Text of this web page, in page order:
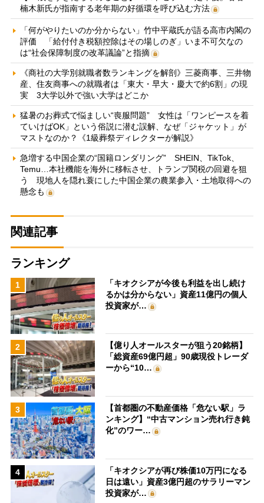
楠木新氏が指南する老年期の好循環を呼び込む方法
「何がやりたいのか分からない」竹中平蔵氏が語る高市内閣の
評価 「給付付き税額控除はその場しのぎ」いま不可欠なの
は“社会保障制度の改革議論”と指摘
《商社の大学別就職者数ランキングを解剖》三菱商事、三井物
産、住友商事への就職者は「東大・早大・慶大で約6割」の現
実 3大学以外で強い大学はどこか
猛暑のお葬式で悩ましい“喪服問題” 女性は「ワンピースを着
ていけばOK」という俗説に潜む誤解、なぜ「ジャケット」が
マストなのか？《1級葬祭ディレクターが解説》
急増する中国企業の“国籍ロンダリング” SHEIN、TikTok、
Temu…本社機能を海外に移転させ、トランプ関税の回避を狙
う 現地人を隠れ蓑にした中国企業の農業参入・土地取得への
懸念も
関連記事
ランキング
1
「キオクシアが今後も利益を出し続け
るかは分からない」資産11億円の個人
投資家が…
2
【億り人オールスターが狙う20銘柄】
「総資産69億円超」90歳現役トレーダ
ーから“10…
3
【首都圏の不動産価格「危ない駅」ラ
ンキング】“中古マンション売れ行き鈍
化”のワー…
4
「キオクシアが再び株価10万円になる
日は遠い」資産3億円超のサラリーマン
投資家が…